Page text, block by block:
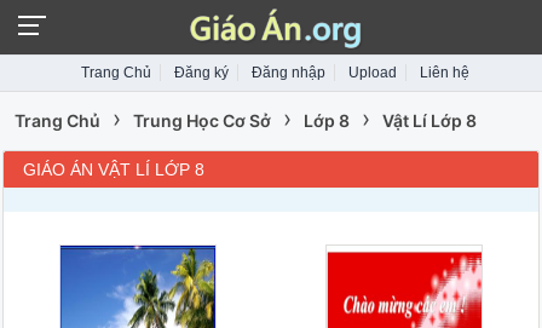
Trang Chủ Đăng ký Đăng nhập Upload Liên hệ
Trang Chủ › Trung Học Cơ Sở › Lớp 8 › Vật Lí Lớp 8
GIÁO ÁN VẬT LÍ LỚP 8